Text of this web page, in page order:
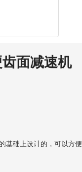
面减速机
基础上设计的，可以方